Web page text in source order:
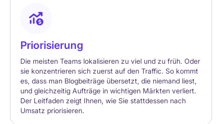
Priorisierung
Die meisten Teams lokalisieren zu viel und zu früh. Oder
sie konzentrieren sich zuerst auf den Traffic. So kommt
es, dass man Blogbeiträge übersetzt, die niemand liest,
und gleichzeitig Aufträge in wichtigen Märkten verliert.
Der Leitfaden zeigt Ihnen, wie Sie stattdessen nach
Umsatz priorisieren.